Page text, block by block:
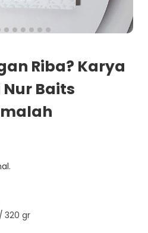
Riba? Karya
Baits
320 gr